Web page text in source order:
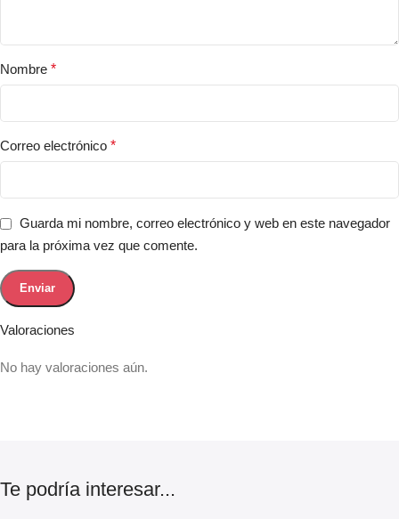
Valoraciones
No hay valoraciones aún.
Nombre *
Correo electrónico *
Guarda mi nombre, correo electrónico y web en este navegador
para la próxima vez que comente.
Te podría interesar...